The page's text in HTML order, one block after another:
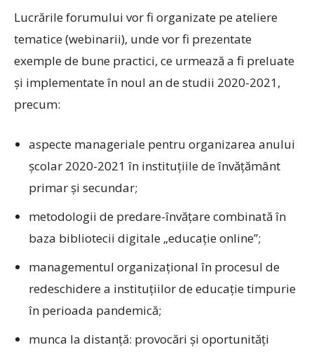
Lucrările forumului vor fi organizate pe ateliere
tematice (webinarii), unde vor fi prezentate
exemple de bune practici, ce urmează a fi preluate
și implementate în noul an de studii 2020-2021,
precum:
aspecte manageriale pentru organizarea anului
școlar 2020-2021 în instituțiile de învățământ
primar și secundar;
metodologii de predare-învățare combinată în
baza bibliotecii digitale „educație online”;
managementul organizațional în procesul de
redeschidere a instituțiilor de educație timpurie
în perioada pandemică;
munca la distanță: provocări și oportunități